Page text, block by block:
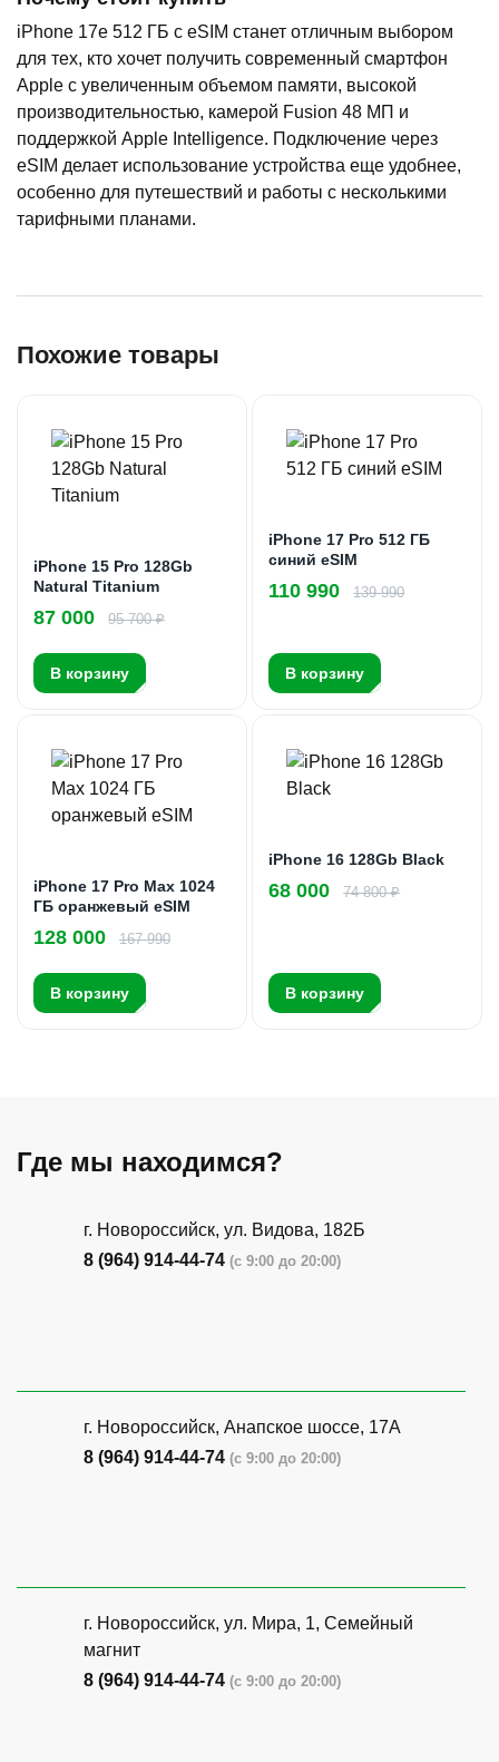
iPhone 17e 512 ГБ с eSIM станет отличным выбором
для тех, кто хочет получить современный смартфон
Apple с увеличенным объемом памяти, высокой
производительностью, камерой Fusion 48 МП и
поддержкой Apple Intelligence. Подключение через
eSIM делает использование устройства еще удобнее,
особенно для путешествий и работы с несколькими
тарифными планами.
Похожие товары
iPhone 15 Pro 128Gb
Natural Titanium
87 000 95 700 ₽
В корзину
iPhone 17 Pro 512 ГБ
синий eSIM
110 990 139 990
В корзину
iPhone 17 Pro Max 1024
ГБ оранжевый eSIM
128 000 167 990
В корзину
iPhone 16 128Gb Black
68 000 74 800 ₽
В корзину
Где мы находимся?
г. Новороссийск, ул. Видова, 182Б
8 (964) 914-44-74 (с 9:00 до 20:00)
г. Новороссийск, Анапское шоссе, 17А
8 (964) 914-44-74 (с 9:00 до 20:00)
г. Новороссийск, ул. Мира, 1, Семейный
магнит
8 (964) 914-44-74 (с 9:00 до 20:00)